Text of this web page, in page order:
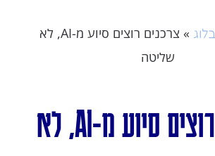
בלוג »
צרכנים רוצים סיוע מ-AI, לא
שליטה
צרכנים רוצים סיוע מ-AI, לא